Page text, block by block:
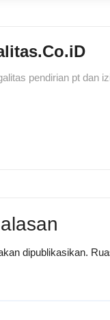
pendirian pt dan
dipublikasikan.